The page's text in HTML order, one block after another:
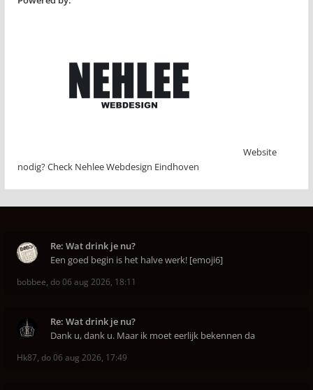
Website
nodig? Check Nehlee Webdesign Eindhoven
Re: Wat drink je nu?
Een goed begin is het halve werk! [emoji6]
bobbee, do 06 aug 2026, 18:11
Re: Wat drink je nu?
Dank u, dank u. Maar ik moet eerlijk bekennen da
Hk87, do 06 aug 2026, 17:49